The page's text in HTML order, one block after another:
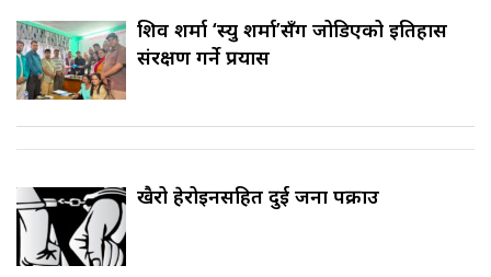
शिव शर्मा ‘स्यु शर्मा’सँग जोडिएको इतिहास
संरक्षण गर्ने प्रयास
खैरो हेरोइनसहित दुई जना पक्राउ